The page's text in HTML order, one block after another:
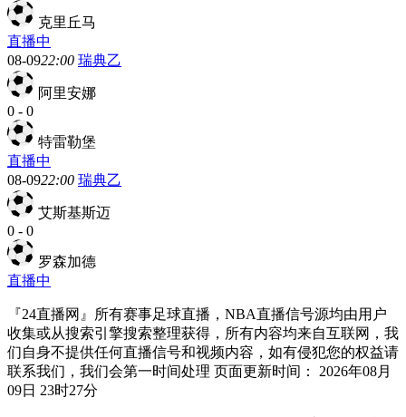
克里丘马
直播中
08-0922:00 瑞典乙
阿里安娜
0 - 0
特雷勒堡
直播中
08-0922:00 瑞典乙
艾斯基斯迈
0 - 0
罗森加德
直播中
『24直播网』所有赛事足球直播，NBA直播信号源均由用户
收集或从搜索引擎搜索整理获得，所有内容均来自互联网，我
们自身不提供任何直播信号和视频内容，如有侵犯您的权益请
联系我们，我们会第一时间处理 页面更新时间： 2026年08月
09日 23时27分